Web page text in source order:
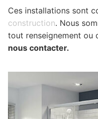
Ces installations sont
construction. Nous
tout renseignement ou
nous contacter.